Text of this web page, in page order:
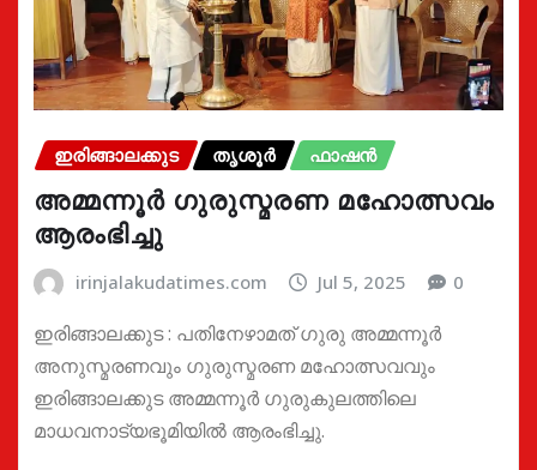
ഇരിങ്ങാലക്കുട തൃശൂർ ഫാഷൻ
അമ്മന്നൂർ ഗുരുസ്മരണ മഹോത്സവം
ആരംഭിച്ചു
irinjalakudatimes.com Jul 5, 2025 0
ഇരിങ്ങാലക്കുട : പതിനേഴാമത് ഗുരു അമ്മന്നൂർ
അനുസ്മരണവും ഗുരുസ്മരണ മഹോത്സവവും
ഇരിങ്ങാലക്കുട അമ്മന്നൂർ ഗുരുകുലത്തിലെ
മാധവനാട്യഭൂമിയിൽ ആരംഭിച്ചു.